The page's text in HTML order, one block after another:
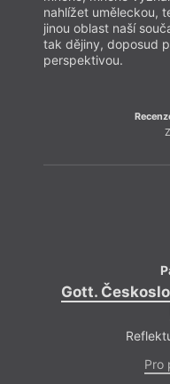
nahlížet uměleckou,
jinou oblast naší
tak dějiny, doposud
perspektivou.
Gott.
Pro